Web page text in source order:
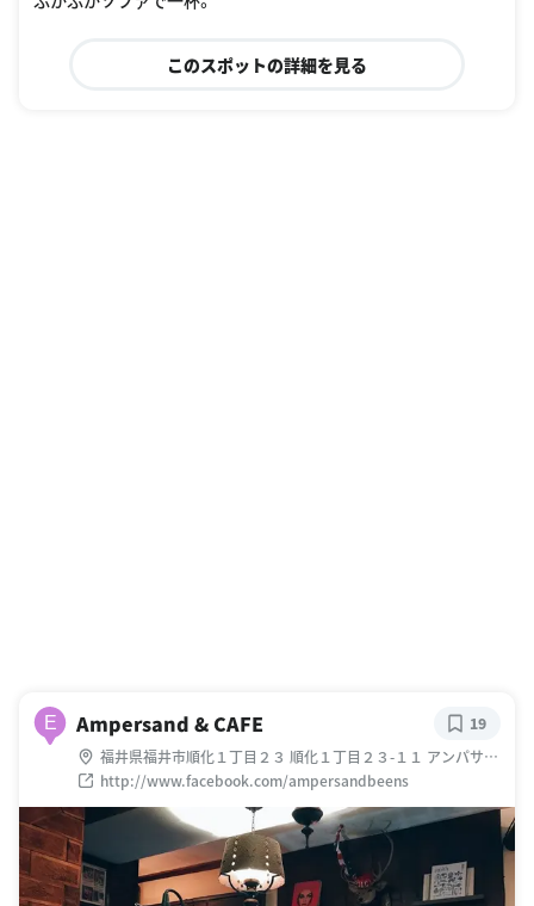
このスポットの詳細を見る
E Ampersand & CAFE
福井県福井市順化１丁目２３ 順化１丁目２３-１１ アンパサン
ドカフェ
http://www.facebook.com/ampersandbeens
19